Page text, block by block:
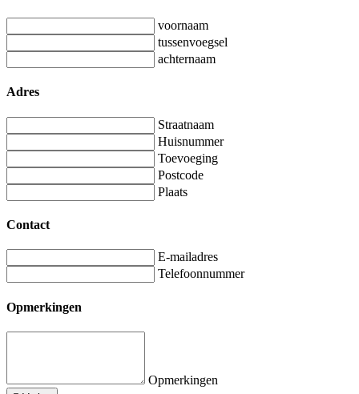
voornaam
tussenvoegsel
achternaam
Adres
Straatnaam
Huisnummer
Toevoeging
Postcode
Plaats
Contact
E-mailadres
Telefoonnummer
Opmerkingen
Opmerkingen